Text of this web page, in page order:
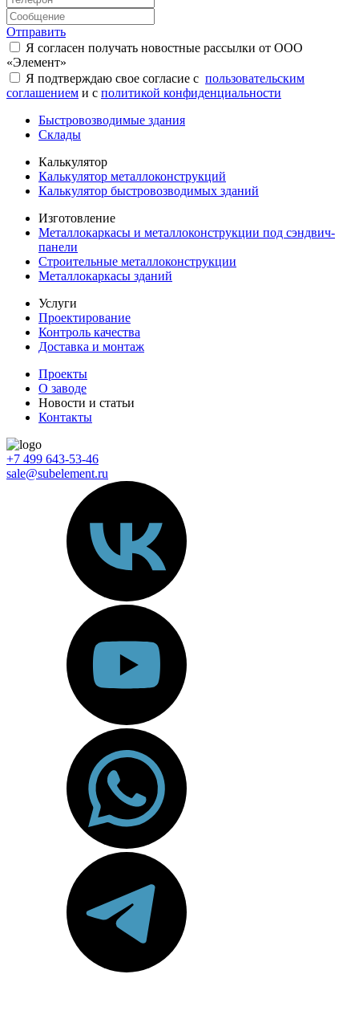
Отправить
Я согласен получать новостные рассылки от ООО
«Элемент»
Я подтверждаю свое согласие с пользовательским
соглашением и с политикой конфиденциальности
Быстровозводимые здания
Склады
Калькулятор
Калькулятор металлоконструкций
Калькулятор быстровозводимых зданий
Изготовление
Металлокаркасы и металлоконструкции под сэндвич-
панели
Строительные металлоконструкции
Металлокаркасы зданий
Услуги
Проектирование
Контроль качества
Доставка и монтаж
Проекты
О заводе
Новости и статьи
Контакты
+7 499 643-53-46
sale@subelement.ru